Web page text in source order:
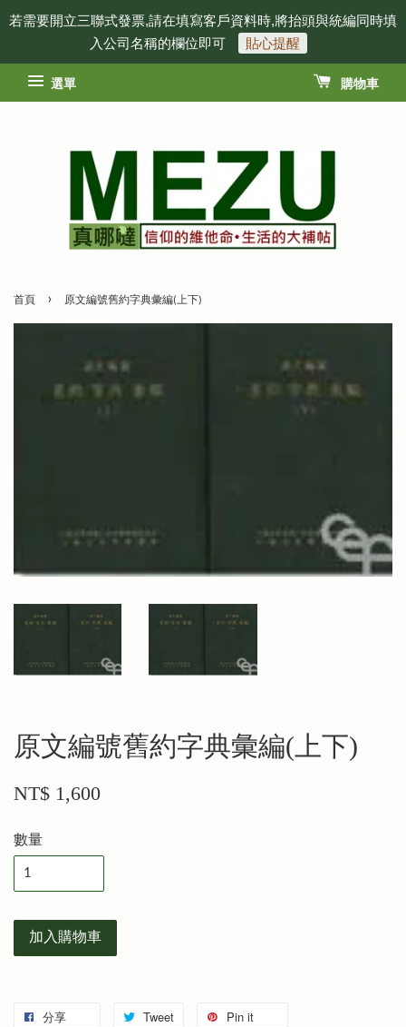
若需要開立三聯式發票,請在填寫客戶資料時,將抬頭與統編同時填
入公司名稱的欄位即可
貼心提醒
選單 購物車
首頁 › 原文編號舊約字典彙編(上下)
原文編號舊約字典彙編(上下)
NT$ 1,600
數量
加入購物車
分享 Tweet Pin it